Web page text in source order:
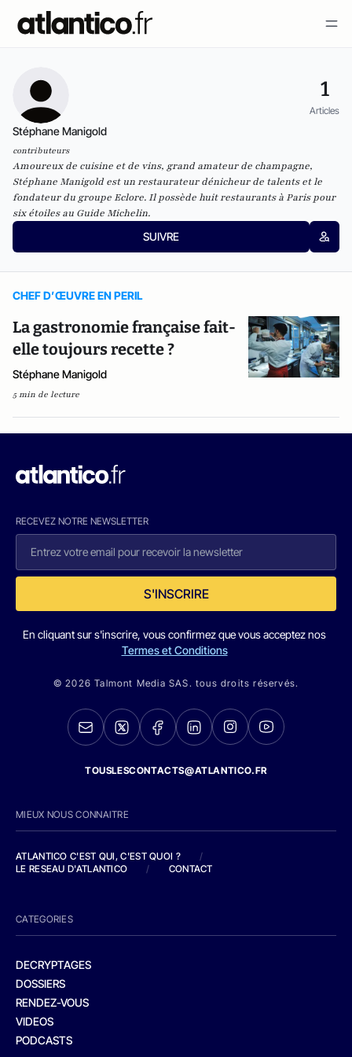
1
Articles
Stéphane Manigold
contributeurs
Amoureux de cuisine et de vins, grand amateur de champagne,
Stéphane Manigold est un restaurateur dénicheur de talents et le
fondateur du groupe Eclore. Il possède huit restaurants à Paris pour
six étoiles au Guide Michelin.
SUIVRE
CHEF D’ŒUVRE EN PERIL
La gastronomie française fait-
elle toujours recette ?
Stéphane Manigold
5 min de lecture
RECEVEZ NOTRE NEWSLETTER
S'INSCRIRE
En cliquant sur s'inscrire, vous confirmez que vous acceptez nos
Termes et Conditions
© 2026 Talmont Media SAS. tous droits réservés.
TOUSLESCONTACTS@ATLANTICO.FR
MIEUX NOUS CONNAITRE
ATLANTICO C'EST QUI, C'EST QUOI ?
/
LE RESEAU D'ATLANTICO
/ CONTACT
CATEGORIES
DECRYPTAGES
DOSSIERS
RENDEZ-VOUS
VIDEOS
PODCASTS